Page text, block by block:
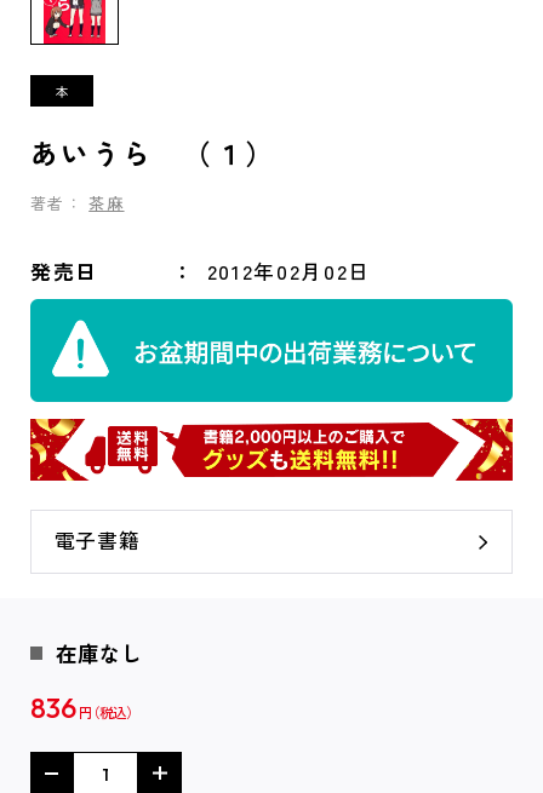
あいうら （１）
著者： 茶麻
発売日 2012年02月02日
電子書籍
在庫なし
836 円